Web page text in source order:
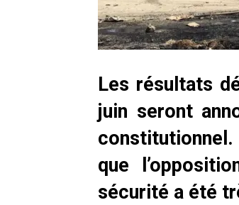
Les résultats
juin seront
que
sécurité a été